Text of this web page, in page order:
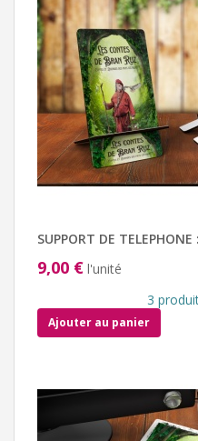
SUPPORT DE
9,00 € l'unité
3
Ajouter au panier